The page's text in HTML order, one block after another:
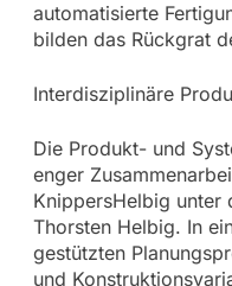
automatisierte
bilden das Rückgrat
Interdisziplinäre
Die Produkt- und
enger
KnippersHelbig unter
Thorsten Helbig. In
gestützten
und